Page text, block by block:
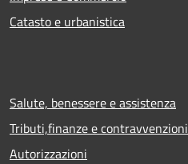
Catasto e urbanistica
Salute, benessere e assistenza
Tributi,finanze e contravvenzioni
Autorizzazioni